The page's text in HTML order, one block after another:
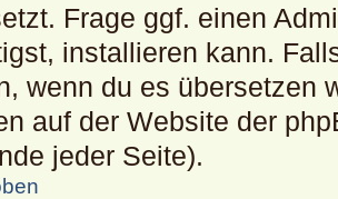
Frage ggf. einen
installieren kann.
wenn du es übersetzen
auf der Website der
jeder Seite).